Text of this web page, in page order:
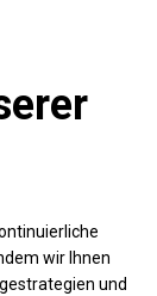
wir Ihnen
und